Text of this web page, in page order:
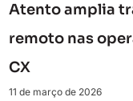
Atento amplia
remoto nas
CX
11 de março de 2026